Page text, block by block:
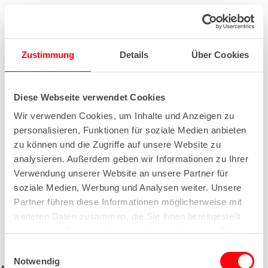
Zustimmung Details Über Cookies
Diese Webseite verwendet Cookies
Wir verwenden Cookies, um Inhalte und Anzeigen zu
personalisieren, Funktionen für soziale Medien anbieten
zu können und die Zugriffe auf unsere Website zu
analysieren. Außerdem geben wir Informationen zu Ihrer
Verwendung unserer Website an unsere Partner für
soziale Medien, Werbung und Analysen weiter. Unsere
Partner führen diese Informationen möglicherweise mit
weiteren Daten zusammen, die Sie ihnen bereitgestellt
Notwendig